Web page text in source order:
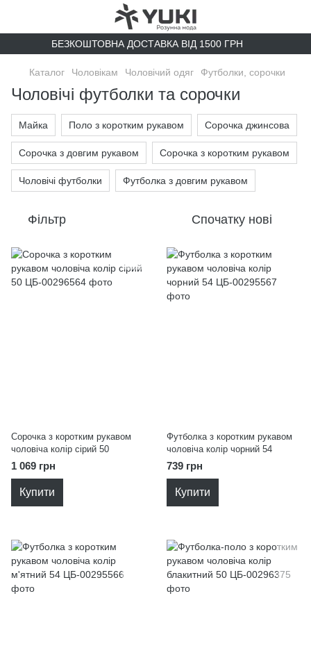
БЕЗКОШТОВНА ДОСТАВКА ВІД 1500 ГРН
Каталог Чоловікам Чоловічий одяг Футболки, сорочки
Чоловічі футболки та сорочки
Майка Поло з коротким рукавом Сорочка джинсова
Сорочка з довгим рукавом Сорочка з коротким рукавом
Чоловічі футболки Футболка з довгим рукавом
Фільтр Спочатку нові
Сорочка з коротким рукавом
чоловіча колір сірий 50
1 069 грн
Купити
Футболка з коротким рукавом
чоловіча колір чорний 54
739 грн
Купити